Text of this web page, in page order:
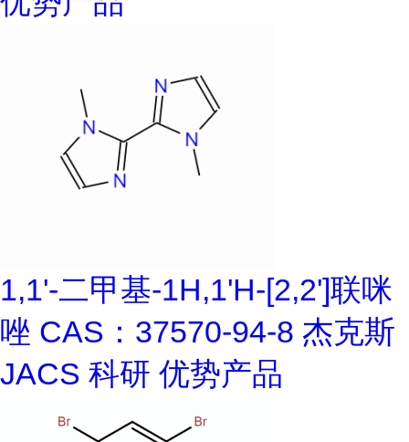
1,1'-二甲基-1H,1'H-[2,2']联咪
唑 CAS：37570-94-8 杰克斯
JACS 科研 优势产品